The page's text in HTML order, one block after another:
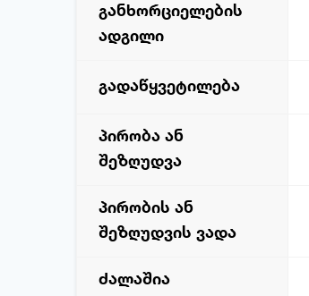
განხორციელების
ადგილი
გადაწყვეტილება
პირობა ან
შეზღუდვა
პირობის ან
შეზღუდვის ვადა
ძალაშია